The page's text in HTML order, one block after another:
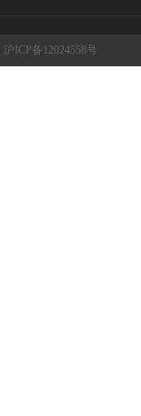
沪ICP备12024558号